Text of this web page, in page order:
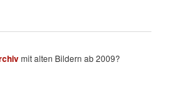
mit alten Bildern ab 2009?